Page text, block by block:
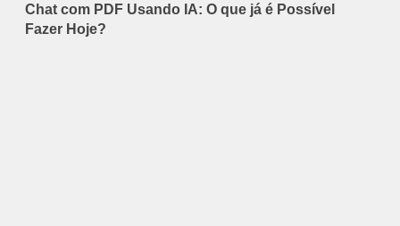
Chat com PDF Usando IA: O que já é Possível
Fazer Hoje?